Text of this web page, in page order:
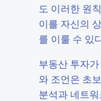
도 이러한 원
이를 자신의
를 이룰 수 있
부동산 투자
와 조언은 초
분석과 네트